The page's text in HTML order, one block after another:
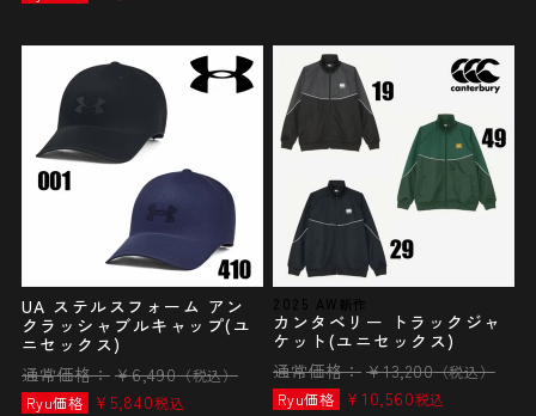
UA ステルスフォーム アン
クラッシャブルキャップ(ユ
ニセックス)
通常価格： ¥6,490（税込）
Ryu価格
¥ 5,840税込
2025 AW新作
カンタベリー トラックジャ
ケット(ユニセックス)
通常価格： ¥13,200（税込）
Ryu価格
¥ 10,560税込